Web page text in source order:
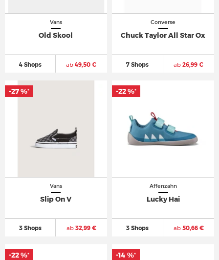
Vans
Old Skool
4 Shops ab 49,50 €
Converse
Chuck Taylor All Star Ox
7 Shops ab 26,99 €
Vans
Slip On V
3 Shops ab32,99 €
-27 %*
Affenzahn
Lucky Hai
3 Shops ab50,66 €
-22 %*
-22 %* -14 %*